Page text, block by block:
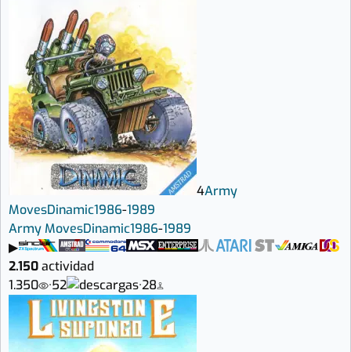
4Army
MovesDinamic1986-1989
Army MovesDinamic1986-1989
▶
2.150actividad
1.350
·52 ·28